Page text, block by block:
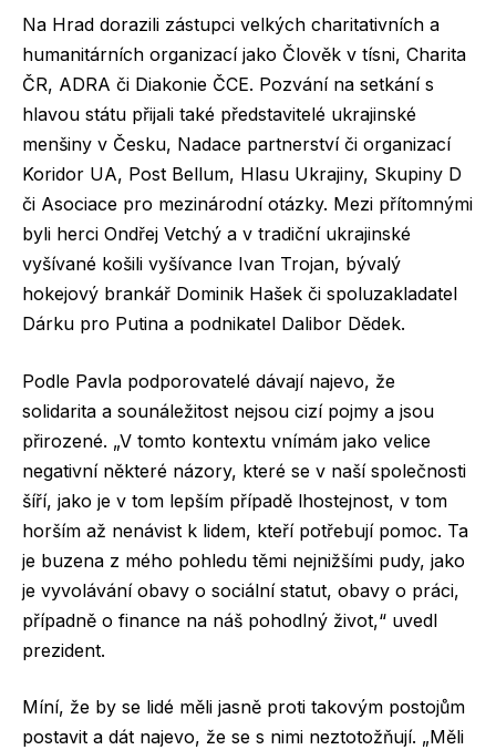
Na Hrad dorazili zástupci velkých charitativních a
humanitárních organizací jako Člověk v tísni, Charita
ČR, ADRA či Diakonie ČCE. Pozvání na setkání s
hlavou státu přijali také představitelé ukrajinské
menšiny v Česku, Nadace partnerství či organizací
Koridor UA, Post Bellum, Hlasu Ukrajiny, Skupiny D
či Asociace pro mezinárodní otázky. Mezi přítomnými
byli herci Ondřej Vetchý a v tradiční ukrajinské
vyšívané košili vyšívance Ivan Trojan, bývalý
hokejový brankář Dominik Hašek či spoluzakladatel
Dárku pro Putina a podnikatel Dalibor Dědek.
Podle Pavla podporovatelé dávají najevo, že
solidarita a sounáležitost nejsou cizí pojmy a jsou
přirozené. „V tomto kontextu vnímám jako velice
negativní některé názory, které se v naší společnosti
šíří, jako je v tom lepším případě lhostejnost, v tom
horším až nenávist k lidem, kteří potřebují pomoc. Ta
je buzena z mého pohledu těmi nejnižšími pudy, jako
je vyvolávání obavy o sociální statut, obavy o práci,
případně o finance na náš pohodlný život,“ uvedl
prezident.
Míní, že by se lidé měli jasně proti takovým postojům
postavit a dát najevo, že se s nimi neztotožňují. „Měli